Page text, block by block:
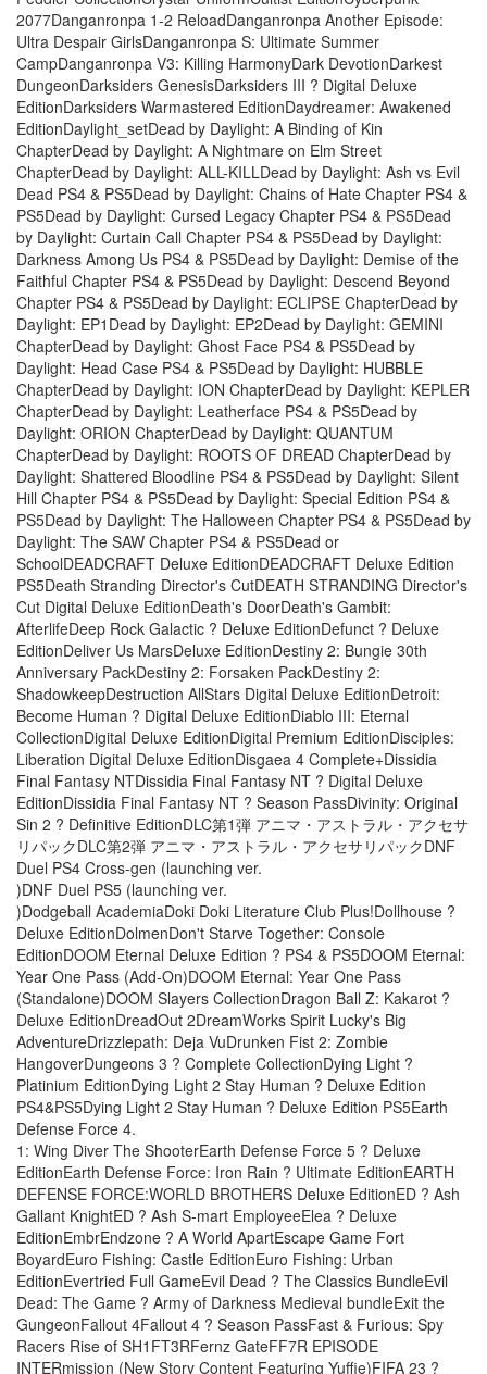
2077Danganronpa 1-2 ReloadDanganronpa Another Episode:
Ultra Despair GirlsDanganronpa S: Ultimate Summer
CampDanganronpa V3: Killing HarmonyDark DevotionDarkest
DungeonDarksiders GenesisDarksiders III ? Digital Deluxe
EditionDarksiders Warmastered EditionDaydreamer: Awakened
EditionDaylight_setDead by Daylight: A Binding of Kin
ChapterDead by Daylight: A Nightmare on Elm Street
ChapterDead by Daylight: ALL-KILLDead by Daylight: Ash vs Evil
Dead PS4 & PS5Dead by Daylight: Chains of Hate Chapter PS4 &
PS5Dead by Daylight: Cursed Legacy Chapter PS4 & PS5Dead
by Daylight: Curtain Call Chapter PS4 & PS5Dead by Daylight:
Darkness Among Us PS4 & PS5Dead by Daylight: Demise of the
Faithful Chapter PS4 & PS5Dead by Daylight: Descend Beyond
Chapter PS4 & PS5Dead by Daylight: ECLIPSE ChapterDead by
Daylight: EP1Dead by Daylight: EP2Dead by Daylight: GEMINI
ChapterDead by Daylight: Ghost Face PS4 & PS5Dead by
Daylight: Head Case PS4 & PS5Dead by Daylight: HUBBLE
ChapterDead by Daylight: ION ChapterDead by Daylight: KEPLER
ChapterDead by Daylight: Leatherface PS4 & PS5Dead by
Daylight: ORION ChapterDead by Daylight: QUANTUM
ChapterDead by Daylight: ROOTS OF DREAD ChapterDead by
Daylight: Shattered Bloodline PS4 & PS5Dead by Daylight: Silent
Hill Chapter PS4 & PS5Dead by Daylight: Special Edition PS4 &
PS5Dead by Daylight: The Halloween Chapter PS4 & PS5Dead by
Daylight: The SAW Chapter PS4 & PS5Dead or
SchoolDEADCRAFT Deluxe EditionDEADCRAFT Deluxe Edition
PS5Death Stranding Director's CutDEATH STRANDING Director's
Cut Digital Deluxe EditionDeath's DoorDeath's Gambit:
AfterlifeDeep Rock Galactic ? Deluxe EditionDefunct ? Deluxe
EditionDeliver Us MarsDeluxe EditionDestiny 2: Bungie 30th
Anniversary PackDestiny 2: Forsaken PackDestiny 2:
ShadowkeepDestruction AllStars Digital Deluxe EditionDetroit:
Become Human ? Digital Deluxe EditionDiablo III: Eternal
CollectionDigital Deluxe EditionDigital Premium EditionDisciples:
Liberation Digital Deluxe EditionDisgaea 4 Complete+Dissidia
Final Fantasy NTDissidia Final Fantasy NT ? Digital Deluxe
EditionDissidia Final Fantasy NT ? Season PassDivinity: Original
Sin 2 ? Definitive EditionDLC第1弾 アニマ・アストラル・アクセサ
リパックDLC第2弾 アニマ・アストラル・アクセサリパックDNF
Duel PS4 Cross-gen (launching ver.
)DNF Duel PS5 (launching ver.
)Dodgeball AcademiaDoki Doki Literature Club Plus!Dollhouse ?
Deluxe EditionDolmenDon't Starve Together: Console
EditionDOOM Eternal Deluxe Edition ? PS4 & PS5DOOM Eternal:
Year One Pass (Add-On)DOOM Eternal: Year One Pass
(Standalone)DOOM Slayers CollectionDragon Ball Z: Kakarot ?
Deluxe EditionDreadOut 2DreamWorks Spirit Lucky's Big
AdventureDrizzlepath: Deja VuDrunken Fist 2: Zombie
HangoverDungeons 3 ? Complete CollectionDying Light ?
Platinium EditionDying Light 2 Stay Human ? Deluxe Edition
PS4&PS5Dying Light 2 Stay Human ? Deluxe Edition PS5Earth
Defense Force 4.
1: Wing Diver The ShooterEarth Defense Force 5 ? Deluxe
EditionEarth Defense Force: Iron Rain ? Ultimate EditionEARTH
DEFENSE FORCE:WORLD BROTHERS Deluxe EditionED ? Ash
Gallant KnightED ? Ash S-mart EmployeeElea ? Deluxe
EditionEmbrEndzone ? A World ApartEscape Game Fort
BoyardEuro Fishing: Castle EditionEuro Fishing: Urban
EditionEvertried Full GameEvil Dead ? The Classics BundleEvil
Dead: The Game ? Army of Darkness Medieval bundleExit the
GungeonFallout 4Fallout 4 ? Season PassFast & Furious: Spy
Racers Rise of SH1FT3RFernz GateFF7R EPISODE
INTERmission (New Story Content Featuring Yuffie)FIFA 23 ?